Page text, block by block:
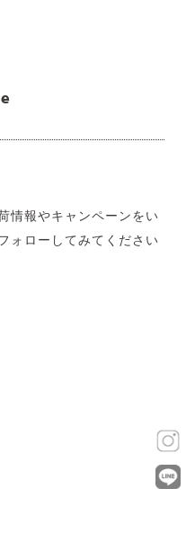
情報やキャンペーンをい
ォローしてみてください